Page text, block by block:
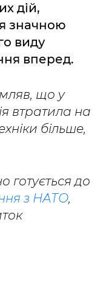
дій,
значною
виду
вперед.
що у
втратила на
більше,
готується до
з НАТО,